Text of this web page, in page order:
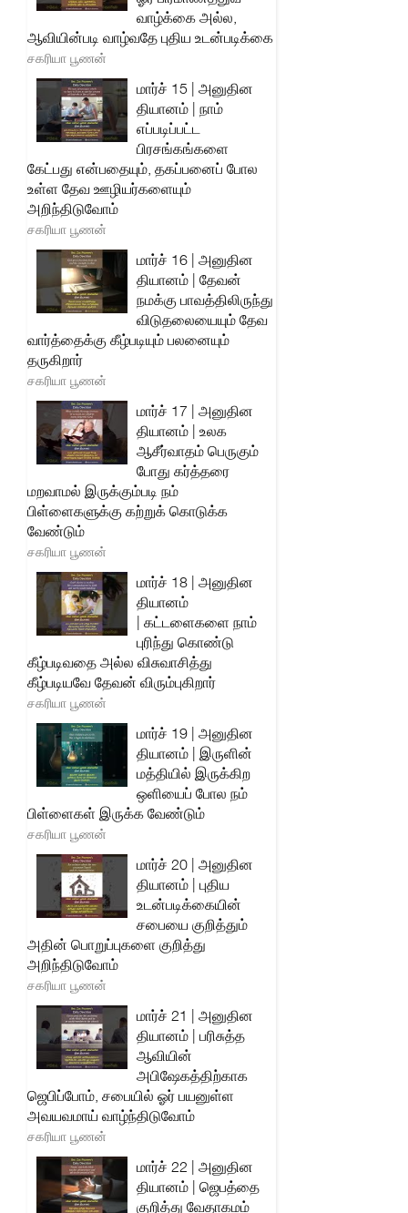
வாழ்க்கை அல்ல,
ஆவியின்படி வாழ்வதே புதிய உடன்படிக்கை
சகரியா பூணன்
மார்ச் 15 | அனுதின
தியானம் | நாம்
எப்படிப்பட்ட
பிரசங்கங்களை
கேட்பது என்பதையும், தகப்பனைப் போல
உள்ள தேவ ஊழியர்களையும்
அறிந்திடுவோம்
சகரியா பூணன்
மார்ச் 16 | அனுதின
தியானம் | தேவன்
நமக்கு பாவத்திலிருந்து
விடுதலையையும் தேவ
வார்த்தைக்கு கீழ்படியும் பலனையும்
தருகிறார்
சகரியா பூணன்
மார்ச் 17 | அனுதின
தியானம் | உலக
ஆசீர்வாதம் பெருகும்
போது கர்த்தரை
மறவாமல் இருக்கும்படி நம்
பிள்ளைகளுக்கு கற்றுக் கொடுக்க
வேண்டும்
சகரியா பூணன்
மார்ச் 18 | அனுதின
தியானம்
| கட்டளைகளை நாம்
புரிந்து கொண்டு
கீழ்படிவதை அல்ல விசுவாசித்து
கீழ்படியவே தேவன் விரும்புகிறார்
சகரியா பூணன்
மார்ச் 19 | அனுதின
தியானம் | இருளின்
மத்தியில் இருக்கிற
ஒளியைப் போல நம்
பிள்ளைகள் இருக்க வேண்டும்
சகரியா பூணன்
மார்ச் 20 | அனுதின
தியானம் | புதிய
உடன்படிக்கையின்
சபையை குறித்தும்
அதின் பொறுப்புகளை குறித்து
அறிந்திடுவோம்
சகரியா பூணன்
மார்ச் 21 | அனுதின
தியானம் | பரிசுத்த
ஆவியின்
அபிஷேகத்திற்காக
ஜெபிப்போம், சபையில் ஓர் பயனுள்ள
அவயவமாய் வாழ்ந்திடுவோம்
சகரியா பூணன்
மார்ச் 22 | அனுதின
தியானம் | ஜெபத்தை
குறித்து வேதாகமம்